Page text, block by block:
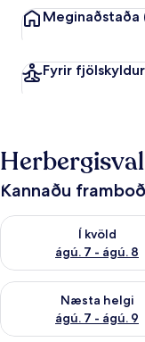
Meginaðstaða
Fyrir fjölskyldur
Herbergisval
Kannaðu
Í kvöld
ágú. 7 - ágú. 8
Athuga framboð í
Næsta helgi
ágú. 7 - ágú. 9
Athuga framboð